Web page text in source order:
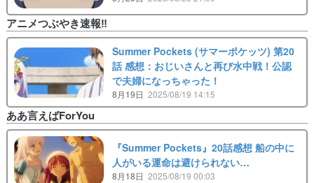
アニメつぶやき速報‼︎
Summer Pockets (サマーポケッツ) 第20
話 感想：おじいさんと再び水中戦！公認
で夫婦になっちゃった！
8月19日 2025/08/19 14:15
ああ言えばForYou
『Summer Pockets』20話感想 船の中に
人がいる運命は避けられない…
8月18日 2025/08/19 00:03